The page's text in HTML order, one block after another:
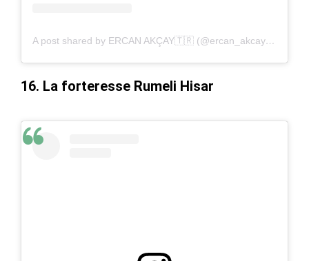
A post shared by ERCAN AKÇAY🇹🇷 (@ercan_akcay_tr)
16. La forteresse Rumeli Hisar